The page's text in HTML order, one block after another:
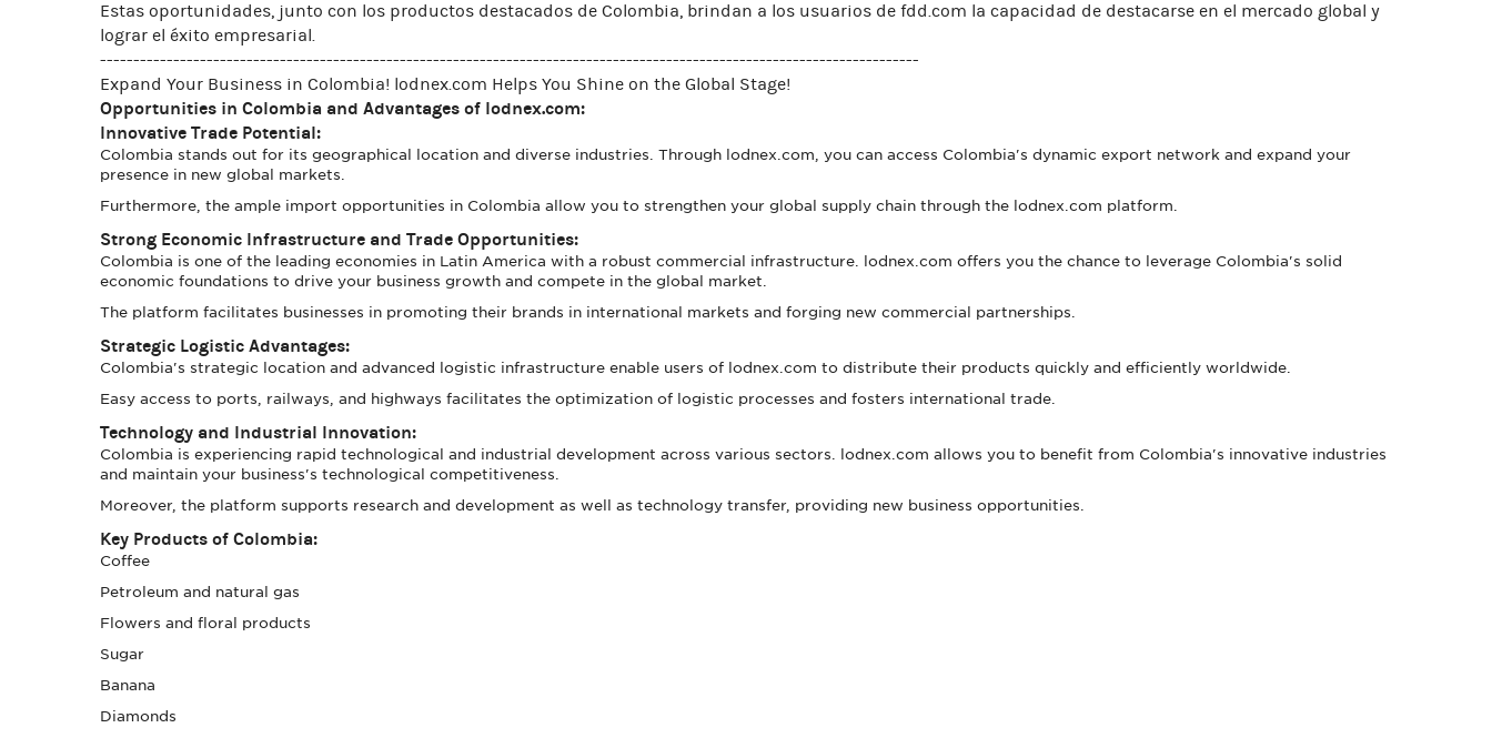
Estas oportunidades, junto con los productos destacados de Colombia, brindan a los usuarios de fdd.com la capacidad de destacarse en el mercado global y
lograr el éxito empresarial.
---------------------------------------------------------------------------------------------------------------------------
Expand Your Business in Colombia! lodnex.com Helps You Shine on the Global Stage!
Opportunities in Colombia and Advantages of lodnex.com:
Innovative Trade Potential:
Colombia stands out for its geographical location and diverse industries. Through lodnex.com, you can access Colombia's dynamic export network and expand your
presence in new global markets.
Furthermore, the ample import opportunities in Colombia allow you to strengthen your global supply chain through the lodnex.com platform.
Strong Economic Infrastructure and Trade Opportunities:
Colombia is one of the leading economies in Latin America with a robust commercial infrastructure. lodnex.com offers you the chance to leverage Colombia's solid
economic foundations to drive your business growth and compete in the global market.
The platform facilitates businesses in promoting their brands in international markets and forging new commercial partnerships.
Strategic Logistic Advantages:
Colombia's strategic location and advanced logistic infrastructure enable users of lodnex.com to distribute their products quickly and efficiently worldwide.
Easy access to ports, railways, and highways facilitates the optimization of logistic processes and fosters international trade.
Technology and Industrial Innovation:
Colombia is experiencing rapid technological and industrial development across various sectors. lodnex.com allows you to benefit from Colombia's innovative industries
and maintain your business's technological competitiveness.
Moreover, the platform supports research and development as well as technology transfer, providing new business opportunities.
Key Products of Colombia:
Coffee
Petroleum and natural gas
Flowers and floral products
Sugar
Banana
Diamonds